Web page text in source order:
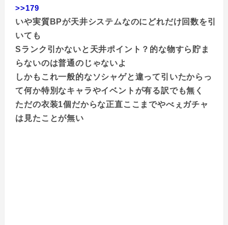
>>179
いや実質BPが天井システムなのにどれだけ回数を引
いても
Sランク引かないと天井ポイント？的な物すら貯ま
らないのは普通のじゃないよ
しかもこれ一般的なソシャゲと違って引いたからっ
て何か特別なキャラやイベントが有る訳でも無く
ただの衣装1個だからな正直ここまでやべぇガチャ
は見たことが無い